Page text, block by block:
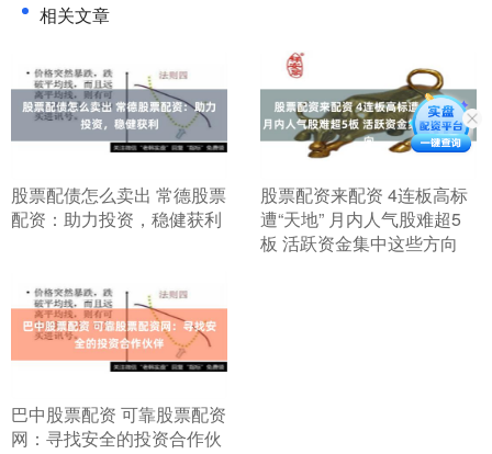
相关文章
​股票配债怎么卖出 常德股票
配资：助力投资，稳健获利
​股票配资来配资 4连板高标
遭“天地” 月内人气股难超5
板 活跃资金集中这些方向
​巴中股票配资 可靠股票配资
网：寻找安全的投资合作伙